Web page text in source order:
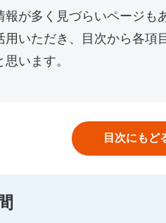
報が多く見づらいページも
用いただき、目次から各項
います。
目次にもど